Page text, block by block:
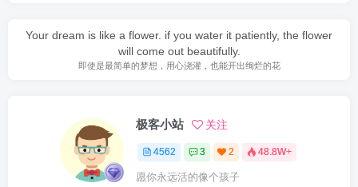
Your dream is like a flower. if you water it patiently, the flower
will come out beautifully.
即使是最简单的梦想，用心浇灌，也能开出绚烂的花
极客小站 关注
4562 3 2 48.8W+
愿你永远活的像个孩子